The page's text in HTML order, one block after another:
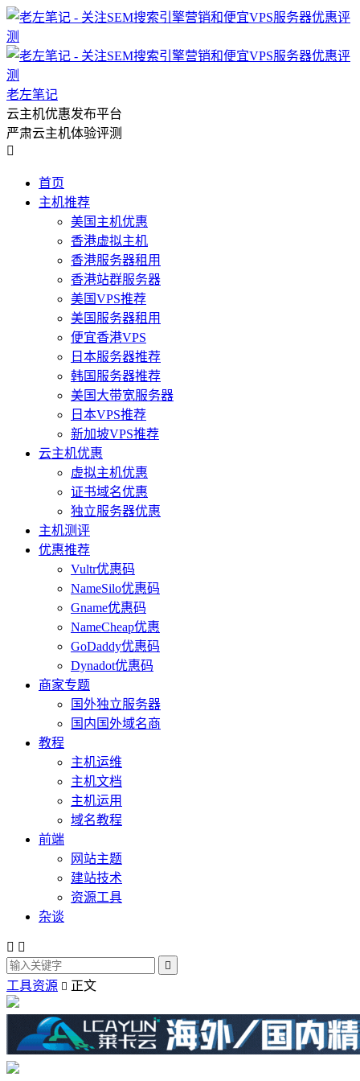
老左笔记
云主机优惠发布平台
严肃云主机体验评测

首页
主机推荐
美国主机优惠
香港虚拟主机
香港服务器租用
香港站群服务器
美国VPS推荐
美国服务器租用
便宜香港VPS
日本服务器推荐
韩国服务器推荐
美国大带宽服务器
日本VPS推荐
新加坡VPS推荐
云主机优惠
虚拟主机优惠
证书域名优惠
独立服务器优惠
主机测评
优惠推荐
Vultr优惠码
NameSilo优惠码
Gname优惠码
NameCheap优惠
GoDaddy优惠码
Dynadot优惠码
商家专题
国外独立服务器
国内国外域名商
教程
主机运维
主机文档
主机运用
域名教程
前端
网站主题
建站技术
资源工具
杂谈
 

工具资源  正文